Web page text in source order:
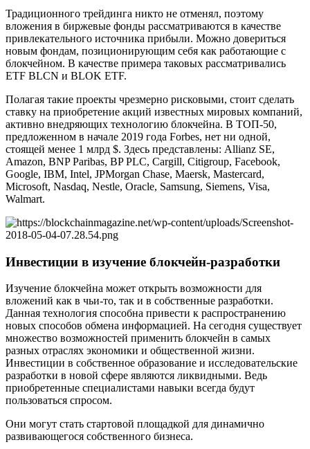
Традиционного трейдинга никто не отменял, поэтому
вложения в биржевые фонды рассматриваются в качестве
привлекательного источника прибыли. Можно довериться
новым фондам, позиционирующим себя как работающие с
блокчейном. В качестве примера таковых рассматривались
ETF BLCN и BLOK ETF.
Полагая такие проекты чрезмерно рисковыми, стоит сделать
ставку на приобретение акций известных мировых компаний,
активно внедряющих технологию блокчейна. В ТОП-50,
предложенном в начале 2019 года Forbes, нет ни одной,
стоящей менее 1 млрд $. Здесь представлены: Allianz SE,
Amazon, BNP Paribas, BP PLC, Cargill, Citigroup, Facebook,
Google, IBM, Intel, JPMorgan Chase, Maersk, Mastercard,
Microsoft, Nasdaq, Nestle, Oracle, Samsung, Siemens, Visa,
Walmart.
Инвестиции в изучение блокчейн-разработки
Изучение блокчейна может открыть возможности для
вложений как в чьи-то, так и в собственные разработки.
Данная технология способна привести к распространению
новых способов обмена информацией. На сегодня существует
множество возможностей применить блокчейн в самых
разных отраслях экономики и общественной жизни.
Инвестиции в собственное образование и исследовательские
разработки в новой сфере являются ликвидными. Ведь
приобретенные специалистами навыки всегда будут
пользоваться спросом.
Они могут стать стартовой площадкой для динамично
развивающегося собственного бизнеса.